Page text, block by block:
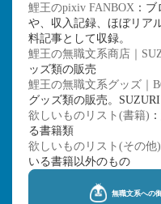
鯉王のpixiv FANBOX ：
や、収入記録、ほぼリア
料記事として収録。
鯉王の無職文系商店｜
ッズ類の販売
鯉王の無職文系グッズ｜
グッズ類の販売。
欲しいものリスト(書籍)
る書籍類
欲しいものリスト(その他)
いる書籍以外のもの